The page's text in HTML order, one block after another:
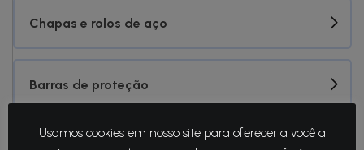
Chapas e rolos de aço
Barras de proteção
Usamos cookies em nosso site para oferecer a você a